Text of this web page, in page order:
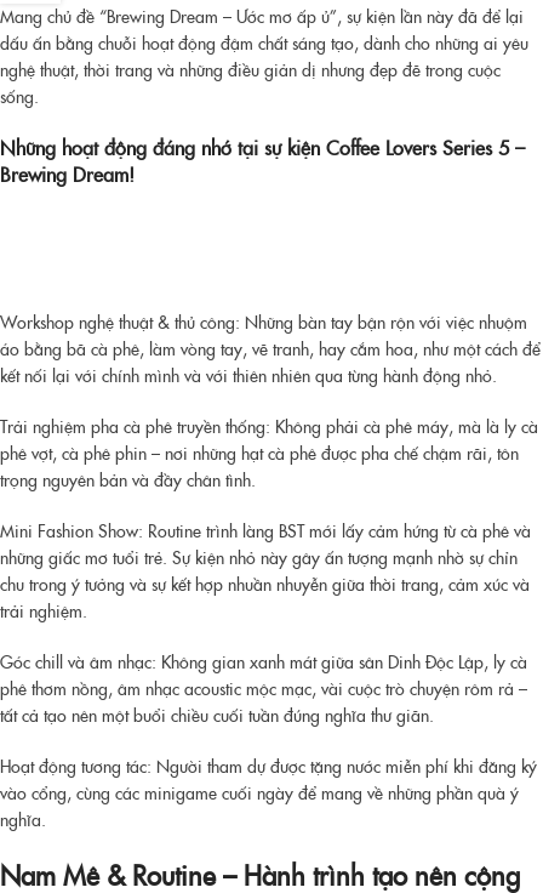
Mang chủ đề “Brewing Dream – Ước mơ ấp ủ”, sự kiện lần này đã để lại
dấu ấn bằng chuỗi hoạt động đậm chất sáng tạo, dành cho những ai yêu
nghệ thuật, thời trang và những điều giản dị nhưng đẹp đẽ trong cuộc
sống.
Những hoạt động đáng nhớ tại sự kiện Coffee Lovers Series 5 –
Brewing Dream!
Workshop nghệ thuật & thủ công: Những bàn tay bận rộn với việc nhuộm
áo bằng bã cà phê, làm vòng tay, vẽ tranh, hay cắm hoa, như một cách để
kết nối lại với chính mình và với thiên nhiên qua từng hành động nhỏ.
Trải nghiệm pha cà phê truyền thống: Không phải cà phê máy, mà là ly cà
phê vợt, cà phê phin – nơi những hạt cà phê được pha chế chậm rãi, tôn
trọng nguyên bản và đầy chân tình.
Mini Fashion Show: Routine trình làng BST mới lấy cảm hứng từ cà phê và
những giấc mơ tuổi trẻ. Sự kiện nhỏ này gây ấn tượng mạnh nhờ sự chỉn
chu trong ý tưởng và sự kết hợp nhuần nhuyễn giữa thời trang, cảm xúc và
trải nghiệm.
Góc chill và âm nhạc: Không gian xanh mát giữa sân Dinh Độc Lập, ly cà
phê thơm nồng, âm nhạc acoustic mộc mạc, vài cuộc trò chuyện rôm rả –
tất cả tạo nên một buổi chiều cuối tuần đúng nghĩa thư giãn.
Hoạt động tương tác: Người tham dự được tặng nước miễn phí khi đăng ký
vào cổng, cùng các minigame cuối ngày để mang về những phần quà ý
nghĩa.
Nam Mê & Routine – Hành trình tạo nên cộng